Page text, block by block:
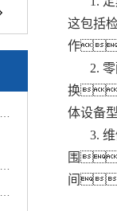
这包括
作
2.
换
体设备
3.
围
间